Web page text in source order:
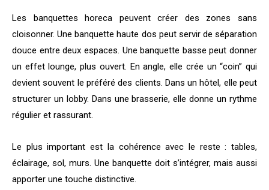
Les banquettes horeca peuvent créer des zones sans
cloisonner. Une banquette haute dos peut servir de séparation
douce entre deux espaces. Une banquette basse peut donner
un effet lounge, plus ouvert. En angle, elle crée un “coin” qui
devient souvent le préféré des clients. Dans un hôtel, elle peut
structurer un lobby. Dans une brasserie, elle donne un rythme
régulier et rassurant.
Le plus important est la cohérence avec le reste : tables,
éclairage, sol, murs. Une banquette doit s’intégrer, mais aussi
apporter une touche distinctive.